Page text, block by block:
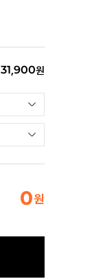
31,900원
0원